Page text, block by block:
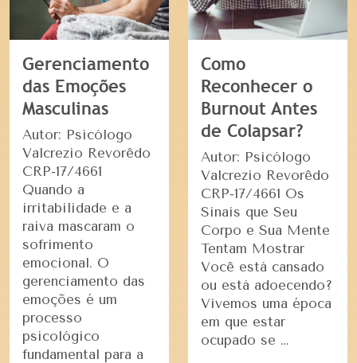
Gerenciamento
das Emoções
Masculinas
Autor: Psicólogo
Valcrezio Revorêdo
CRP-17/4661
Quando a
irritabilidade e a
raiva mascaram o
sofrimento
emocional. O
gerenciamento das
emoções é um
processo
psicológico
fundamental para a
Como
Reconhecer o
Burnout Antes
de Colapsar?
Autor: Psicólogo
Valcrezio Revorêdo
CRP-17/4661 Os
Sinais que Seu
Corpo e Sua Mente
Tentam Mostrar
Você está cansado
ou está adoecendo?
Vivemos uma época
em que estar
ocupado se …